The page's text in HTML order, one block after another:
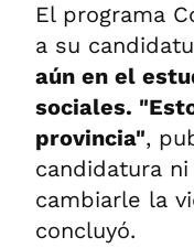
El programa
a su
aún en el
sociales.
provincia",
candidatura
cambiarle la
concluyó.